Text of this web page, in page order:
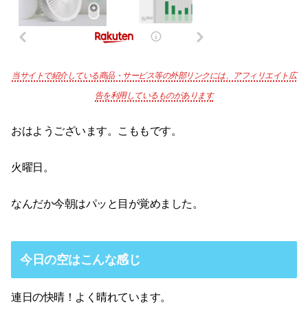
当サイトで紹介している商品・サービス等の外部リンクには、アフィリエイト広
告を利用しているものがあります
おはようございます。こももです。
火曜日。
なんだか今朝はパッと目が覚めました。
今日の空はこんな感じ
連日の快晴！よく晴れています。